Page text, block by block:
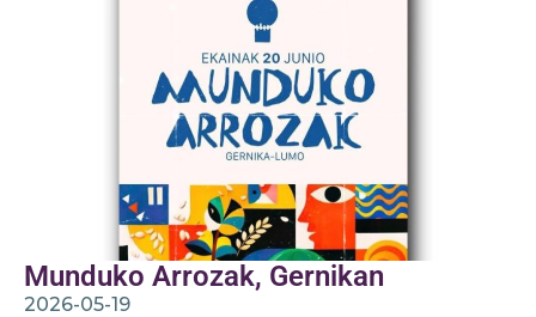
Munduko Arrozak, Gernikan
2026-05-19